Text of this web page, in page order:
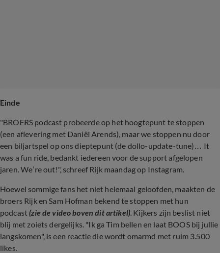
Einde
"BROERS podcast probeerde op het hoogtepunt te stoppen
(een aflevering met Daniël Arends), maar we stoppen nu door
een biljartspel op ons dieptepunt (de dollo-update-tune)… It
was a fun ride, bedankt iedereen voor de support afgelopen
jaren. We’re out!", schreef Rijk maandag op Instagram.
Hoewel sommige fans het niet helemaal geloofden, maakten de
broers Rijk en Sam Hofman bekend te stoppen met hun
podcast(zie de video boven dit artikel). Kijkers zijn beslist niet
blij met zoiets dergelijks. "Ik ga Tim bellen en laat BOOS bij jullie
langskomen", is een reactie die wordt omarmd met ruim 3.500
likes.